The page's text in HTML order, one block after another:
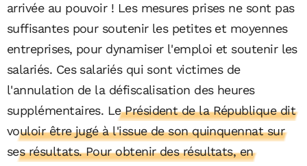
arrivée au pouvoir ! Les mesures prises ne sont pas
suffisantes pour soutenir les petites et moyennes
entreprises, pour dynamiser l'emploi et soutenir les
salariés. Ces salariés qui sont victimes de
l'annulation de la défiscalisation des heures
supplémentaires. Le Président de la République dit
vouloir être jugé à l'issue de son quinquennat sur
ses résultats. Pour obtenir des résultats, en